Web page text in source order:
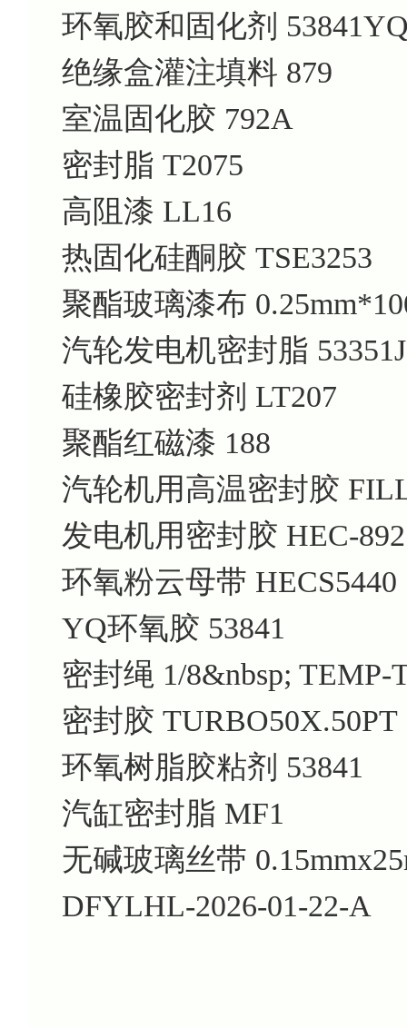
环氧胶和固化剂
绝缘盒灌注填料 879
室温固化胶 792A
密封脂 T2075
高阻漆 LL16
热固化硅酮胶 TSE3253
聚酯玻璃漆布
汽轮发电机密封脂
硅橡胶密封剂 LT207
聚酯红磁漆 188
汽轮机用高温密封胶
发电机用密封胶 HEC-892
环氧粉云母带 HECS5440
YQ环氧胶 53841
密封绳 1/8&nbsp; TEMP-
密封胶 TURBO50X.50PT
环氧树脂胶粘剂 53841
汽缸密封脂 MF1
无碱玻璃丝带
DFYLHL-2026-01-22-A